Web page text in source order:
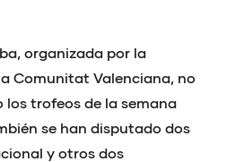
organizada por la
Comunitat Valenciana, no
los trofeos de la semana
se han disputado dos
y otros dos